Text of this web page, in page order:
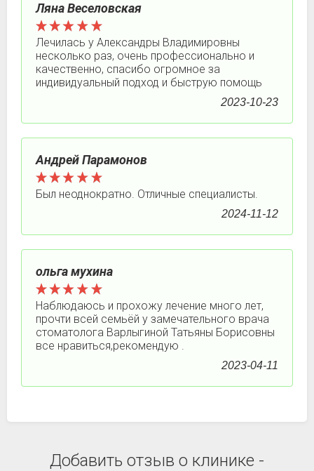
Ляна Веселовская
Лечилась у Александры Владимировны
несколько раз, очень профессионально и
качественно, спасибо огромное за
индивидуальный подход и быструю помощь
2023-10-23
Андрей Парамонов
Был неоднократно. Отличные специалисты.
2024-11-12
ольга мухина
Наблюдаюсь и прохожу лечение много лет,
прочти всей семьёй у замечательного врача
стоматолога Варлыгиной Татьяны Борисовны
все нравиться,рекомендую .
2023-04-11
Добавить отзыв о клинике -